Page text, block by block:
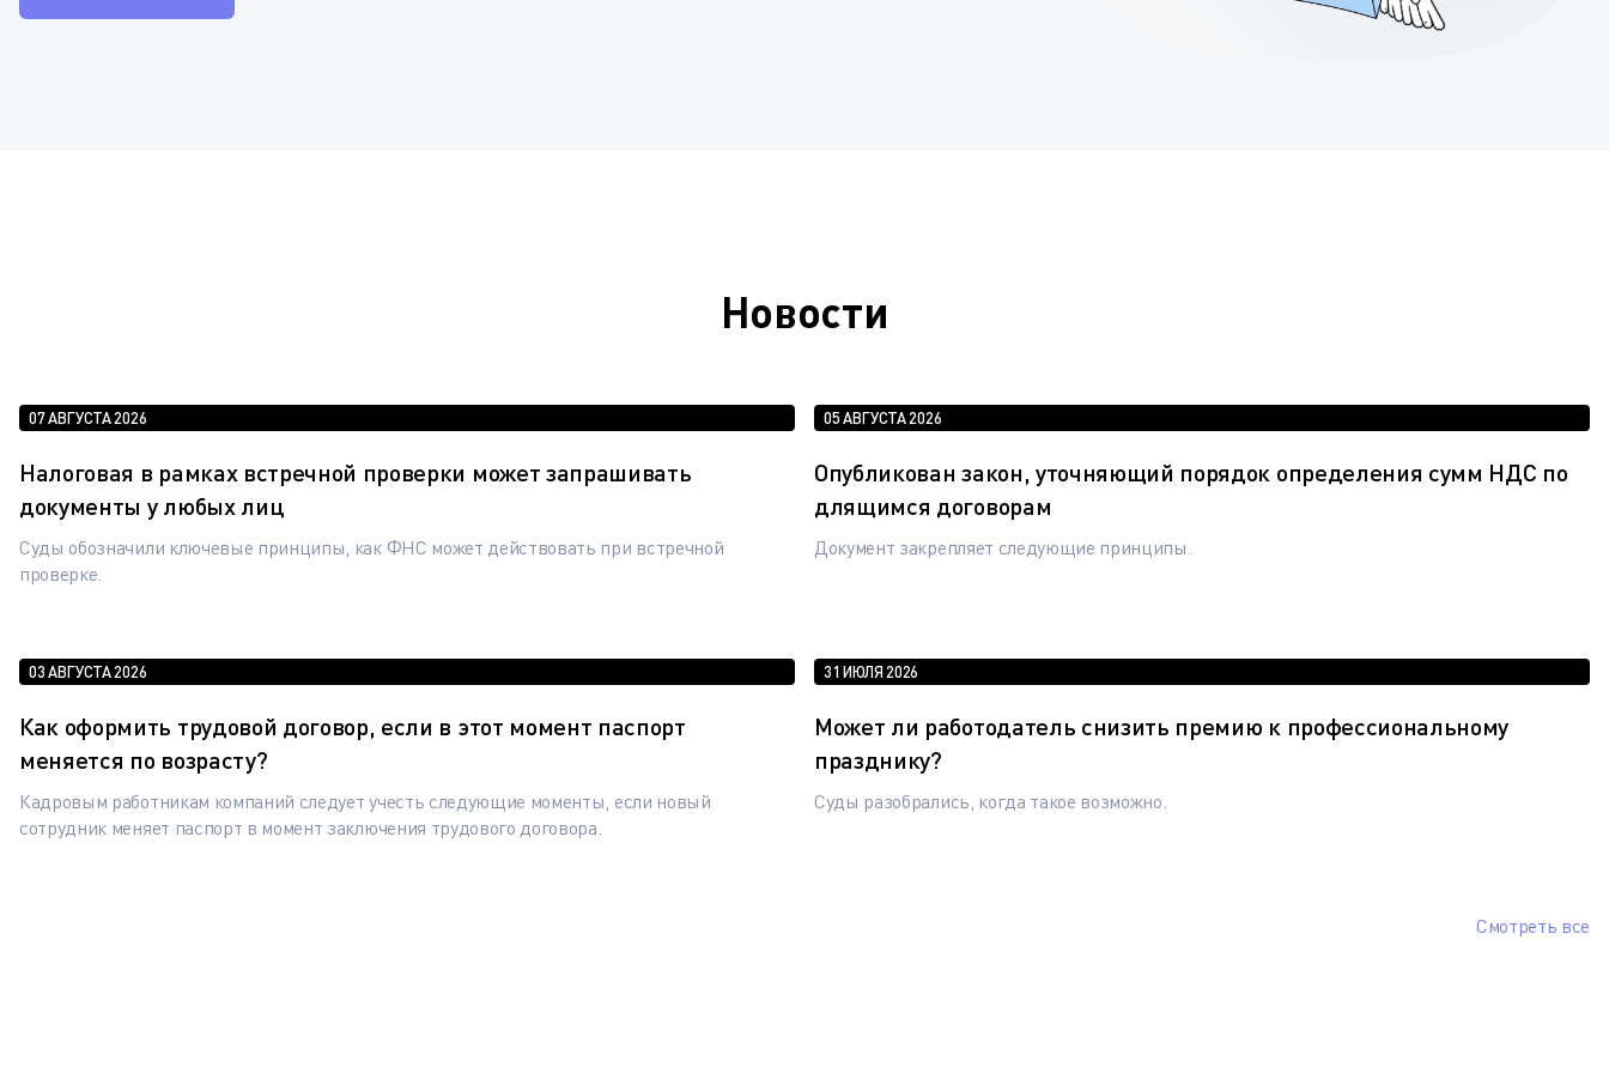
Новости
07 АВГУСТА 2026
Налоговая в рамках встречной проверки может запрашивать
документы у любых лиц
Суды обозначили ключевые принципы, как ФНС может действовать при встречной
проверке.
05 АВГУСТА 2026
Опубликован закон, уточняющий порядок определения сумм НДС по
длящимся договорам
Документ закрепляет следующие принципы.
03 АВГУСТА 2026
Как оформить трудовой договор, если в этот момент паспорт
меняется по возрасту?
Кадровым работникам компаний следует учесть следующие моменты, если новый
сотрудник меняет паспорт в момент заключения трудового договора.
31 ИЮЛЯ 2026
Может ли работодатель снизить премию к профессиональному
празднику?
Суды разобрались, когда такое возможно.
Смотреть все